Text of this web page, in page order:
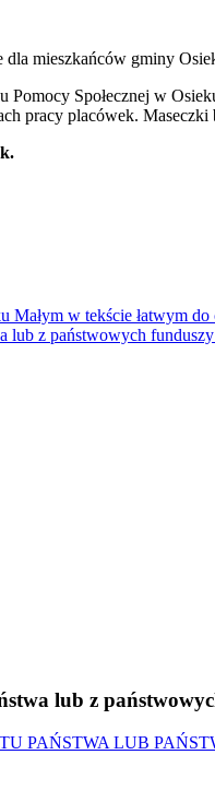
mieszkańców gminy
Pomocy Społecznej w
pracy placówek.
w tekście łatwym do
lub z państwowych
lub z